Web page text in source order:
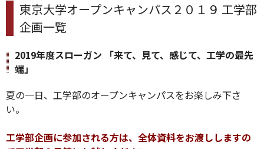
東京大学オープンキャンパス２０１９ 工学部
企画一覧
2019年度スローガン 「来て、見て、感じて、工学の最先
端」
夏の一日、工学部のオープンキャンパスをお楽しみ下さ
い。
工学部企画に参加される方は、全体資料をお渡ししますの